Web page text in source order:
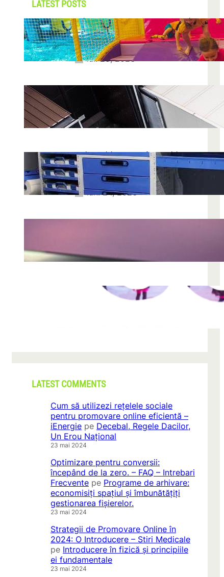
LATEST POSTS
Soluții pentru părinții care vor să își vadă
copiii explorând în loc să stea pe
telefoane
iul. 25, 2026
Ce soluție de urmărire GPS este
recomandată pentru transport marfă
iul. 2, 2026
Atelier mobil: cum transformi o dubă
obișnuită într-un spațiu de lucru care
chiar funcționează
iun. 24, 2026
iun. 23, 2026
CONI FEST 2026 – o editie record prin
LATEST COMMENTS
Cum să utilizezi rețelele sociale
pentru promovare online eficientă –
iEnergie pe Decebal, Regele Dacilor,
Un Erou Național
23 mai 2024
Optimizare pentru conversii:
începând de la zero. – FAQ – Intrebari
Frecvente pe Programe de arhivare:
economisiți spațiul și îmbunătățiți
gestionarea fișierelor.
23 mai 2024
Strategii de Promovare Online în
2024: O Introducere – Stiri Medicale
pe Introducere în fizică și principiile
ei fundamentale
23 mai 2024